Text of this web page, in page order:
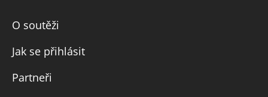
O soutěži
Jak se přihlásit
Partneři